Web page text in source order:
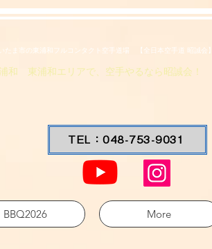
たま市の東浦和フルコンタクト空手道場 【全日本空手道 昭誠会】
和 東浦和エリアで、空手やるなら昭誠会！
TEL：048-753-9031
BBQ2026 More